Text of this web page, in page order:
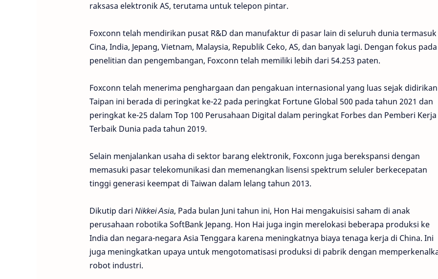
raksasa elektronik AS, terutama untuk telepon pintar.
Foxconn telah mendirikan pusat R&D dan manufaktur di pasar lain di seluruh dunia termasuk
Cina, India, Jepang, Vietnam, Malaysia, Republik Ceko, AS, dan banyak lagi. Dengan fokus pada
penelitian dan pengembangan, Foxconn telah memiliki lebih dari 54.253 paten.
Foxconn telah menerima penghargaan dan pengakuan internasional yang luas sejak
Taipan ini berada di peringkat ke-22 pada peringkat Fortune Global 500 pada tahun 2021 dan
peringkat ke-25 dalam Top 100 Perusahaan Digital dalam peringkat Forbes dan Pemberi Kerja
Terbaik Dunia pada tahun 2019.
Selain menjalankan usaha di sektor barang elektronik, Foxconn juga berekspansi dengan
memasuki pasar telekomunikasi dan memenangkan lisensi spektrum seluler berkecepatan
tinggi generasi keempat di Taiwan dalam lelang tahun 2013.
Dikutip dari Nikkei Asia, Pada bulan Juni tahun ini, Hon Hai mengakuisisi saham di anak
perusahaan robotika SoftBank Jepang. Hon Hai juga ingin merelokasi beberapa produksi ke
India dan negara-negara Asia Tenggara karena meningkatnya biaya tenaga kerja di China. Ini
juga meningkatkan upaya untuk mengotomatisasi produksi di pabrik dengan
robot industri.